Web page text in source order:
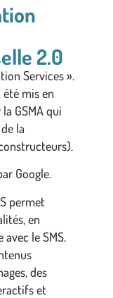
2.0
Services ».
mis en
GSMA qui
la
Google.
permet
en
le SMS.
des
et